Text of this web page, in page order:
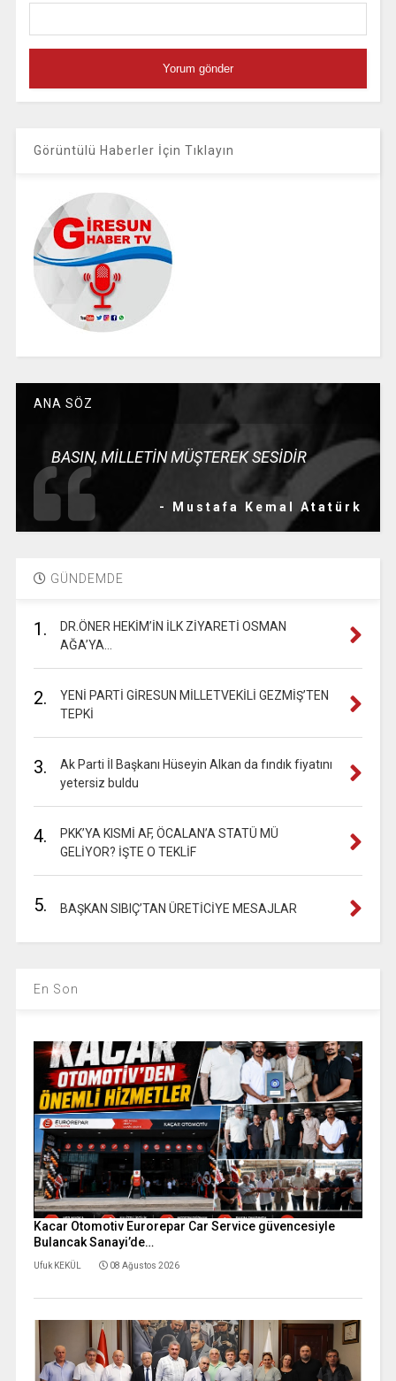
Görüntülü Haberler İçin Tıklayın
ANA SÖZ
BASIN, MİLLETİN MÜŞTEREK SESİDİR
- Mustafa Kemal Atatürk
GÜNDEMDE
1.
DR.ÖNER HEKİM’İN İLK ZİYARETİ OSMAN
AĞA’YA…
2.
YENİ PARTİ GİRESUN MİLLETVEKİLİ GEZMİŞ’TEN
TEPKİ
3.
Ak Parti İl Başkanı Hüseyin Alkan da fındık fiyatını
yetersiz buldu
4.
PKK’YA KISMİ AF, ÖCALAN’A STATÜ MÜ
GELİYOR? İŞTE O TEKLİF
5. BAŞKAN SIBIÇ’TAN ÜRETİCİYE MESAJLAR
En Son
Kacar Otomotiv Eurorepar Car Service güvencesiyle
Bulancak Sanayi’de…
Ufuk KEKÜL 08 Ağustos 2026